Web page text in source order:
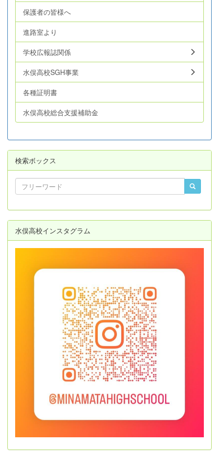
保護者の皆様へ
進路室より
学校広報誌関係
水俣高校SGH事業
各種証明書
水俣高校総合支援補助金
検索ボックス
水俣高校インスタグラム